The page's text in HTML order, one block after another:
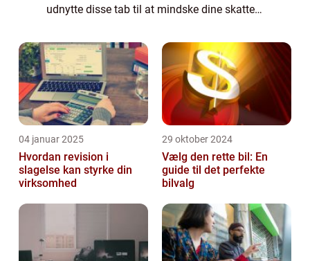
udnytte disse tab til at mindske dine skatter?
“tab på aktier fradrag” og give...
04 januar 2025
Hvordan revision i
slagelse kan styrke din
virksomhed
29 oktober 2024
Vælg den rette bil: En
guide til det perfekte
bilvalg